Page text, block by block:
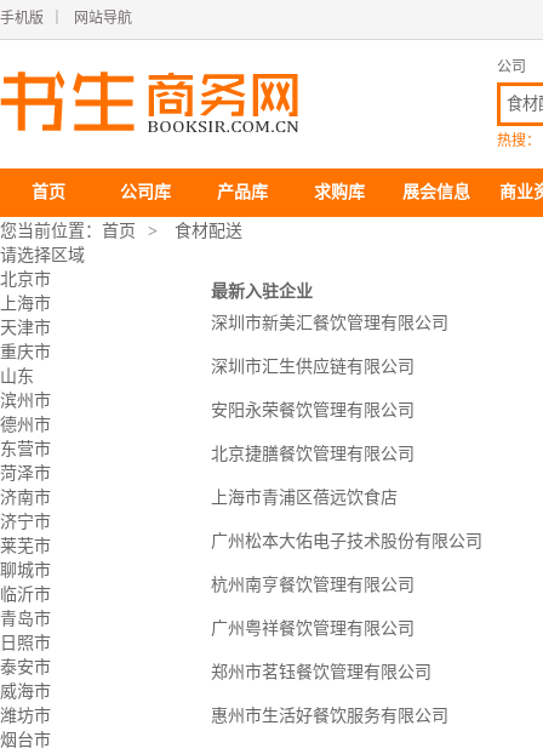
手机版 网站导航
公司
热搜：
首页 公司库 产品库 求购库 展会信息 商业
您当前位置： 首页 >
食材配送
请选择区域
北京市
上海市
天津市
重庆市
山东
滨州市
德州市
东营市
菏泽市
济南市
济宁市
莱芜市
聊城市
临沂市
青岛市
日照市
泰安市
威海市
潍坊市
烟台市
最新入驻企业
深圳市新美汇餐饮管理有限公司
深圳市汇生供应链有限公司
安阳永荣餐饮管理有限公司
北京捷膳餐饮管理有限公司
上海市青浦区蓓远饮食店
广州松本大佑电子技术股份有限公司
杭州南亨餐饮管理有限公司
广州粤祥餐饮管理有限公司
郑州市茗钰餐饮管理有限公司
惠州市生活好餐饮服务有限公司